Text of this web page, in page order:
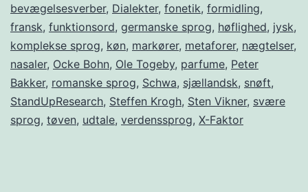
bevægelsesverber, Dialekter, fonetik, formidling,
fransk, funktionsord, germanske sprog, høflighed, jysk,
komplekse sprog, køn, markører, metaforer, nægtelser,
nasaler, Ocke Bohn, Ole Togeby, parfume, Peter
Bakker, romanske sprog, Schwa, sjællandsk, snøft,
StandUpResearch, Steffen Krogh, Sten Vikner, svære
sprog, tøven, udtale, verdenssprog, X-Faktor